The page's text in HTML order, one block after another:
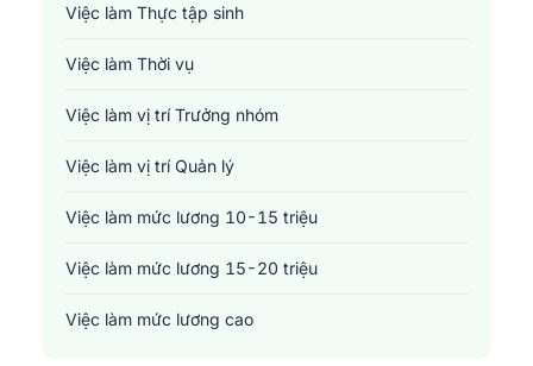
Việc làm Thực tập sinh
Việc làm Thời vụ
Việc làm vị trí Trưởng nhóm
Việc làm vị trí Quản lý
Việc làm mức lương 10-15 triệu
Việc làm mức lương 15-20 triệu
Việc làm mức lương cao